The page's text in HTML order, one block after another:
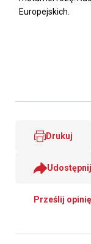
Europejskich.
Drukuj
Udostępnij
Prześlij opinię